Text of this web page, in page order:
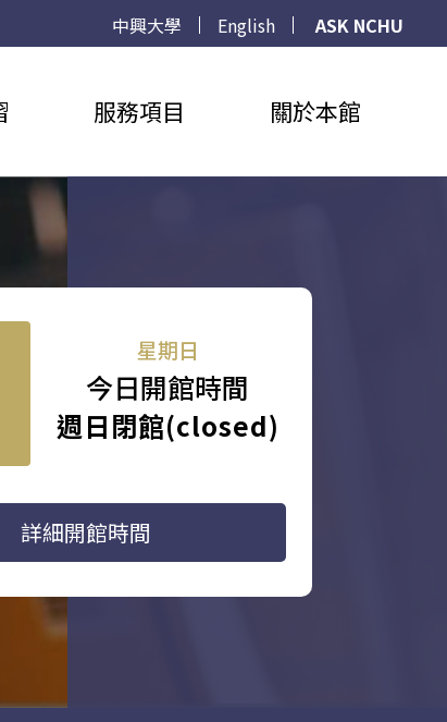
中興大學 English
ASK NCHU
服務項目 關於本館
星期日
今日開館時間
週日閉館(closed)
詳細開館時間